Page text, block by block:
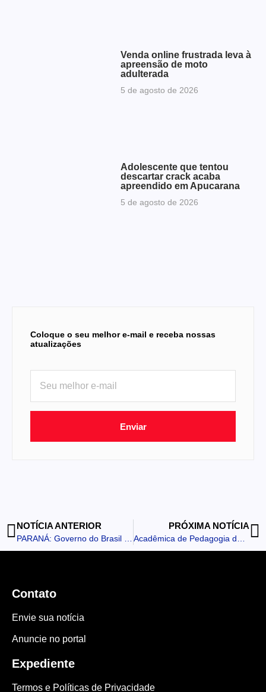
Venda online frustrada leva à
apreensão de moto
adulterada
5 de agosto de 2026
Adolescente que tentou
descartar crack acaba
apreendido em Apucarana
5 de agosto de 2026
Coloque o seu melhor e-mail e receba nossas
atualizações
Enviar
NOTÍCIA ANTERIOR PRÓXIMA NOTÍCIA
Contato
Envie sua notícia
Anuncie no portal
Expediente
Termos e Políticas de Privacidade